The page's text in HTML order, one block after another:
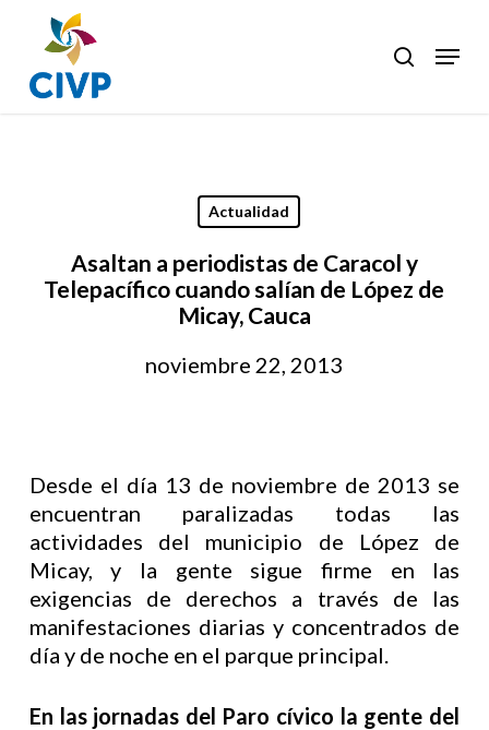
main
content
search
Menu
Actualidad
Asaltan a periodistas de Caracol y
Telepacífico cuando salían de López de
Micay, Cauca
noviembre 22, 2013
Desde el día 13 de noviembre de 2013 se
encuentran paralizadas todas las
actividades del municipio de López de
Micay, y la gente sigue firme en las
exigencias de derechos a través de las
manifestaciones diarias y concentrados de
día y de noche en el parque principal.
En las jornadas del Paro cívico la gente del
Close